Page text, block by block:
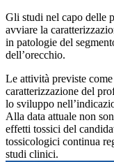
Gli studi nel capo delle
avviare la
in patologie del
dell’orecchio.
Le attività previste
caratterizzazione del
lo sviluppo
Alla data attuale non
effetti tossici del
tossicologici continua
studi clinici.